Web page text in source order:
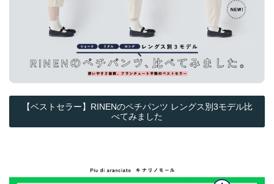
【ベストセラー】RINENのペチパンツ レングス別3モデル比
べてみました